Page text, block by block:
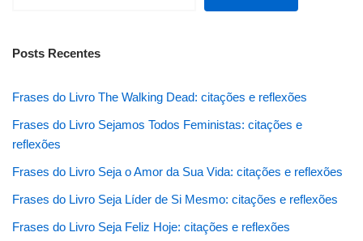
Posts Recentes
Frases do Livro The Walking Dead: citações e reflexões
Frases do Livro Sejamos Todos Feministas: citações e
reflexões
Frases do Livro Seja o Amor da Sua Vida: citações e reflexões
Frases do Livro Seja Líder de Si Mesmo: citações e reflexões
Frases do Livro Seja Feliz Hoje: citações e reflexões